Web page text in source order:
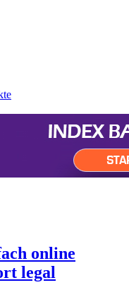
online
legal